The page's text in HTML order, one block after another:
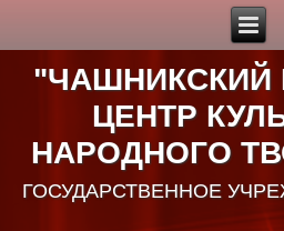
"ЧАШНИКСКИЙ
ЦЕНТР
НАРОДНОГО
ГОСУДАРСТВЕННОЕ